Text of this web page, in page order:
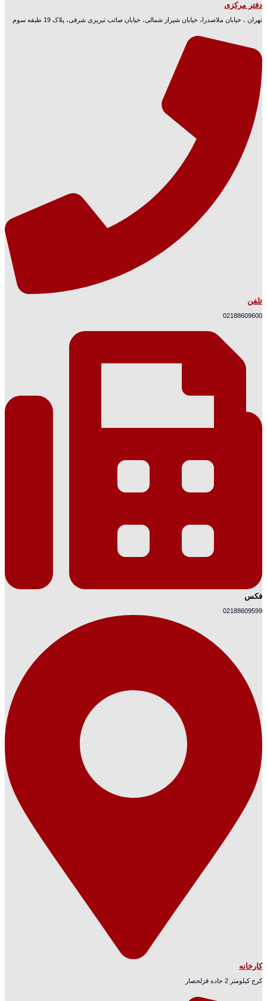
دفتر مرکزی
تهران ، خیابان ملاصدرا، خیابان شیراز شمالی، خیابان صائب تبریزی شرقی، پلاک 19 طبقه سوم
تلفن
02188609600
فکس
02188609599
کارخانه
کرج کیلومتر 2 جاده قزلحصار